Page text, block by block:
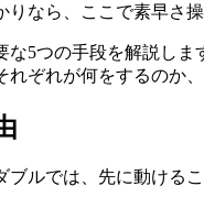
なら、ここで素早さ
5つの手段を解説し
ぞれが何をするのか
ルでは、先に動ける